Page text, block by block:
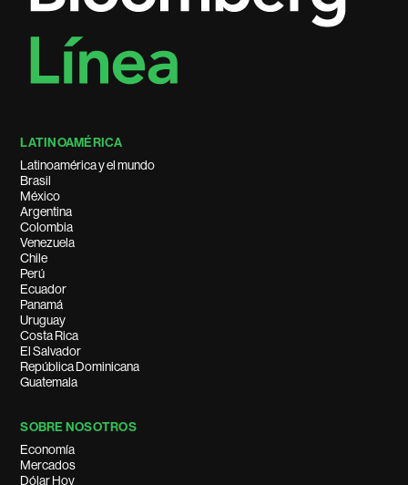
LATINOAMÉRICA
Latinoamérica y el mundo
Brasil
México
Argentina
Colombia
Venezuela
Chile
Perú
Ecuador
Panamá
Uruguay
Costa Rica
El Salvador
República Dominicana
Guatemala
SOBRE NOSOTROS
Economía
Mercados
Dólar Hoy